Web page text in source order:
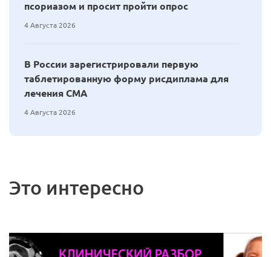
псориазом и просит пройти опрос
4 Августа 2026
В России зарегистрировали первую
таблетированную форму рисдиплама для
лечения СМА
4 Августа 2026
Это интересно